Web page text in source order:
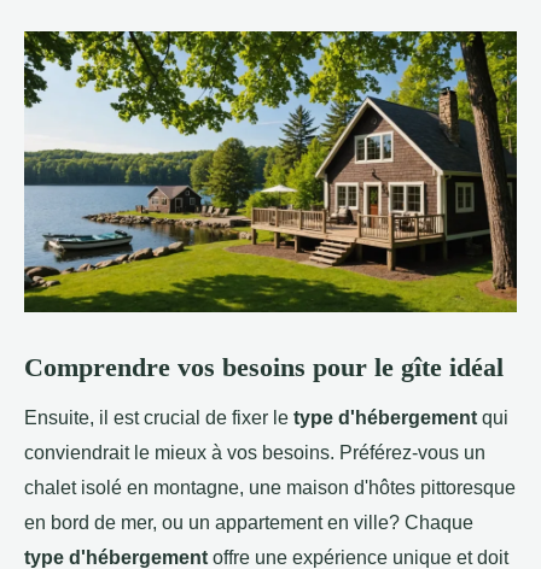
Comprendre vos besoins pour le gîte idéal
Ensuite, il est crucial de fixer le type d'hébergement qui
conviendrait le mieux à vos besoins. Préférez-vous un
chalet isolé en montagne, une maison d'hôtes pittoresque
en bord de mer, ou un appartement en ville? Chaque
type d'hébergement offre une expérience unique et doit